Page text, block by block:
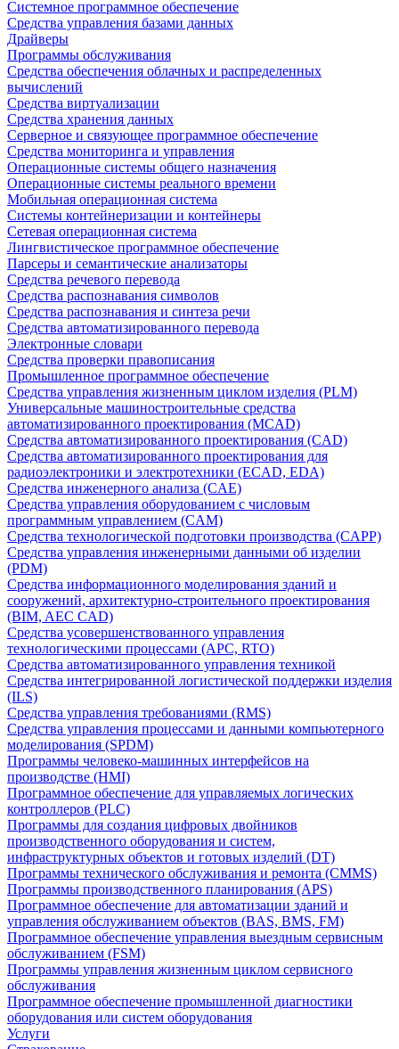
Системное программное обеспечение
Средства управления базами данных
Драйверы
Программы обслуживания
Средства обеспечения облачных и распределенных
вычислений
Средства виртуализации
Средства хранения данных
Серверное и связующее программное обеспечение
Средства мониторинга и управления
Операционные системы общего назначения
Операционные системы реального времени
Мобильная операционная система
Системы контейнеризации и контейнеры
Сетевая операционная система
Лингвистическое программное обеспечение
Парсеры и семантические анализаторы
Средства речевого перевода
Средства распознавания символов
Средства распознавания и синтеза речи
Средства автоматизированного перевода
Электронные словари
Средства проверки правописания
Промышленное программное обеспечение
Средства управления жизненным циклом изделия (PLM)
Универсальные машиностроительные средства
автоматизированного проектирования (MCAD)
Средства автоматизированного проектирования (CAD)
Средства автоматизированного проектирования для
радиоэлектроники и электротехники (ECAD, EDA)
Средства инженерного анализа (CAE)
Средства управления оборудованием с числовым
программным управлением (CAM)
Средства технологической подготовки производства (CAPP)
Средства управления инженерными данными об изделии
(PDM)
Средства информационного моделирования зданий и
сооружений, архитектурно-строительного проектирования
(BIM, AEC CAD)
Средства усовершенствованного управления
технологическими процессами (APC, RTO)
Средства автоматизированного управления техникой
Средства интегрированной логистической поддержки изделия
(ILS)
Средства управления требованиями (RMS)
Средства управления процессами и данными компьютерного
моделирования (SPDM)
Программы человеко-машинных интерфейсов на
производстве (HMI)
Программное обеспечение для управляемых логических
контроллеров (PLC)
Программы для создания цифровых двойников
производственного оборудования и систем,
инфраструктурных объектов и готовых изделий (DT)
Программы технического обслуживания и ремонта (CMMS)
Программы производственного планирования (APS)
Программное обеспечение для автоматизации зданий и
управления обслуживанием объектов (BAS, BMS, FM)
Программное обеспечение управления выездным сервисным
обслуживанием (FSM)
Программы управления жизненным циклом сервисного
обслуживания
Программное обеспечение промышленной диагностики
оборудования или систем оборудования
Услуги